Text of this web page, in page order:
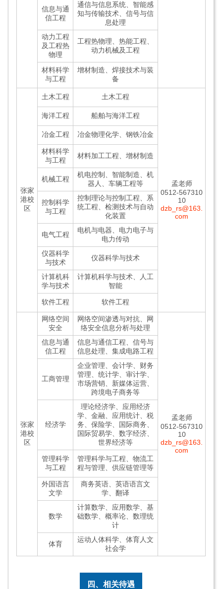
信息与通
信工程
通信与信息系统、智能感
知与传输技术、信号与信
息处理
动力工程
及工程热
物理
工程热物理、热能工程、
动力机械及工程
材料科学
与工程
增材制造、焊接技术与装
备
张家
港校
区
土木工程 土木工程
孟老师
0512-567310
10
dzb_rs@163.
com
海洋工程 船舶与海洋工程
冶金工程 冶金物理化学、钢铁冶金
材料科学
与工程
材料加工工程、增材制造
机械工程
机电控制、智能制造、机
器人、车辆工程等
控制科学
与工程
控制理论与控制工程、系
统工程、检测技术与自动
化装置
电气工程
电机与电器、电力电子与
电力传动
仪器科学
与技术
仪器科学与技术
计算机科
学与技术
计算机科学与技术、人工
智能
软件工程 软件工程
张家
港校
区
网络空间
安全
网络空间渗透与对抗、网
络安全信息分析与处理
孟老师
0512-567310
10
dzb_rs@163.
com
信息与通
信工程
信息与通信工程、信号与
信息处理、集成电路工程
工商管理
企业管理、会计学、财务
管理、统计学、审计学、
市场营销、新媒体运营、
跨境电子商务等
经济学
理论经济学、应用经济
学、金融、应用统计、税
务、保险学、国际商务、
国际贸易学、数字经济、
世界经济等
管理科学
与工程
管理科学与工程、物流工
程与管理、供应链管理等
外国语言
文学
商务英语、英语语言文
学、翻译
数学
计算数学、应用数学、基
础数学、概率论、数理统
计
体育
运动人体科学、体育人文
社会学
四、相关待遇